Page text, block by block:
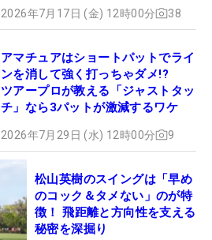
2026年7月17日 (金) 12時00分 38
アマチュアはショートパットでライ
ンを消して強く打っちゃダメ!?
ツアープロが教える「ジャストタッ
チ」なら3パットが激減するワケ
2026年7月29日 (水) 12時00分 9
松山英樹のスイングは「早め
のコック＆タメない」のが特
徴！ 飛距離と方向性を支える
秘密を深掘り